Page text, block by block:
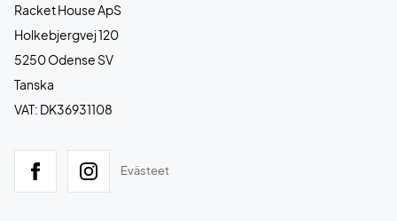
Racket House ApS
Holkebjergvej 120
5250 Odense SV
Tanska
VAT: DK36931108
Evästeet